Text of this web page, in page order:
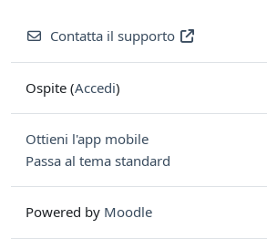
Contatta il supporto
Ospite (Accedi)
Ottieni l'app mobile
Passa al tema standard
Powered by Moodle